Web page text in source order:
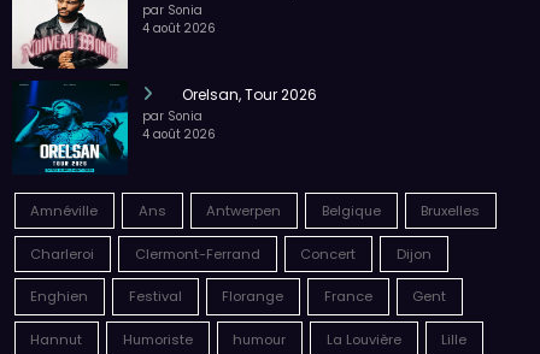
par Sonia
4 août 2026
Orelsan, Tour 2026
par Sonia
4 août 2026
Amnéville Ans Antwerpen Belgique Bruxelles
Charleroi Clermont-Ferrand Concert Dijon
Enghien Festival Florange France Gent
Hannut Humoriste humour La Louvière Lille